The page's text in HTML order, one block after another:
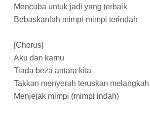
Mencuba untuk jadi yang terbaik
Bebaskanlah mimpi-mimpi terindah
[Chorus]
Aku dan kamu
Tiada beza antara kita
Takkan menyerah teruskan melangkah
Menjejak mimpi (mimpi indah)